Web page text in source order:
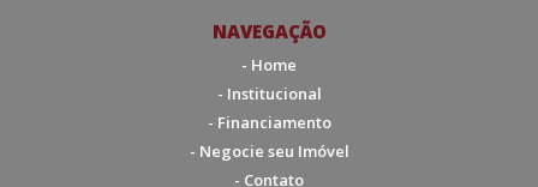
NAVEGAÇÃO
- Home
- Institucional
- Financiamento
- Negocie seu Imóvel
- Contato